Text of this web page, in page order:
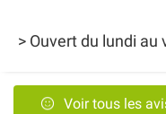
> Ouvert du lundi au
Voir tous les